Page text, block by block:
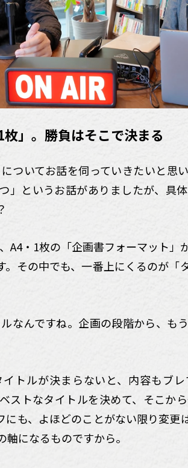
」。勝負はそこで決まる
についてお話を伺っていきたいと思
」というお話がありましたが、具
A4・1枚の「企画書フォーマット」
。その中でも、一番上にくるのが「
ルなんですね。企画の段階から、も
イトルが決まらないと、内容もブ
ストなタイトルを決めて、そこか
にも、よほどのことがない限り変更
になるものですから。